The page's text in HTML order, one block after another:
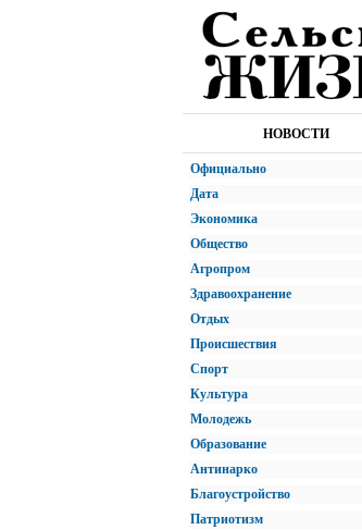
НОВОСТИ
Официально
Дата
Экономика
Общество
Агропром
Здравоохранение
Отдых
Происшествия
Спорт
Культура
Молодежь
Образование
Антинарко
Благоустройство
Патриотизм